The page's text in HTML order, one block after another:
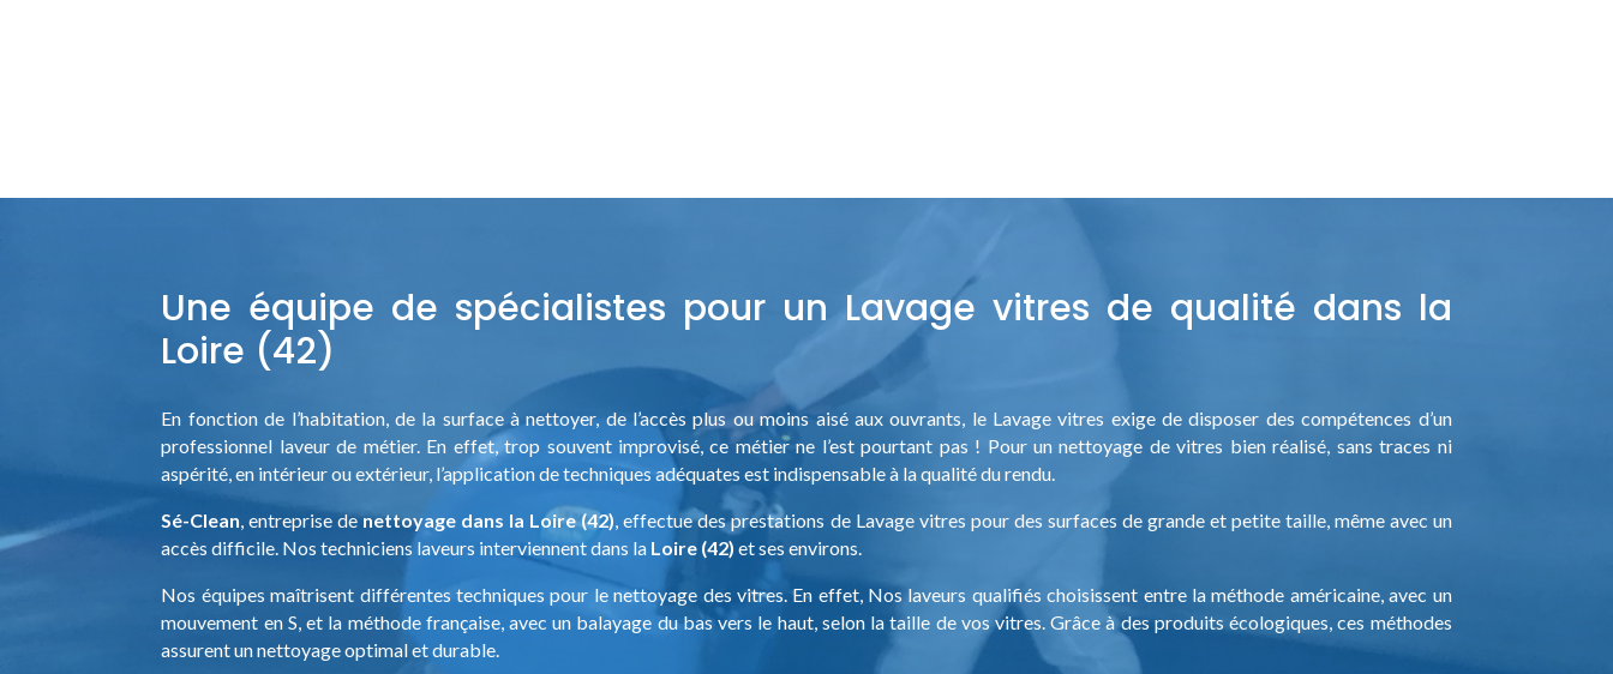
Une équipe de spécialistes pour un Lavage vitres de qualité dans la
Loire (42)
En fonction de l’habitation, de la surface à nettoyer, de l’accès plus ou moins aisé aux ouvrants, le Lavage vitres exige de disposer des compétences d’un
professionnel laveur de métier. En effet, trop souvent improvisé, ce métier ne l’est pourtant pas ! Pour un nettoyage de vitres bien réalisé, sans traces ni
aspérité, en intérieur ou extérieur, l’application de techniques adéquates est indispensable à la qualité du rendu.
Sé-Clean, entreprise denettoyage dans la Loire (42), effectue des prestations de Lavage vitres pour des surfaces de grande et petite taille, même avec un
accès difficile. Nos techniciens laveurs interviennent dans la Loire (42) et ses environs.
Nos équipes maîtrisent différentes techniques pour le nettoyage des vitres. En effet, Nos laveurs qualifiés choisissent entre la méthode américaine, avec un
mouvement en S, et la méthode française, avec un balayage du bas vers le haut, selon la taille de vos vitres. Grâce à des produits écologiques, ces méthodes
assurent un nettoyage optimal et durable.